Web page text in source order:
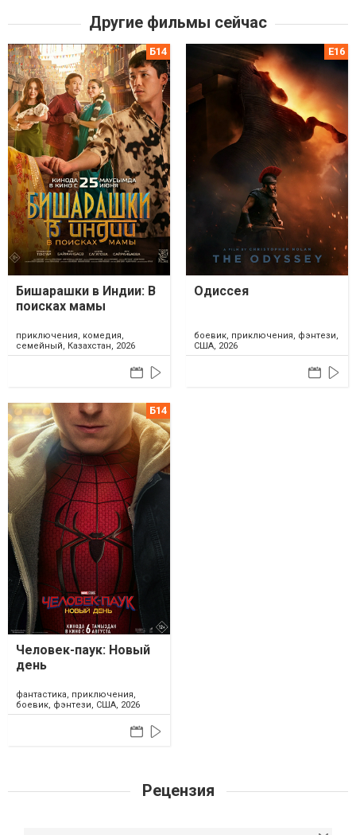
Другие фильмы сейчас
Бишарашки в Индии: В
поисках мамы
приключения, комедия,
семейный, Казахстан, 2026
Одиссея
боевик, приключения, фэнтези,
США, 2026
Человек-паук: Новый
день
фантастика, приключения,
боевик, фэнтези, США, 2026
Рецензия